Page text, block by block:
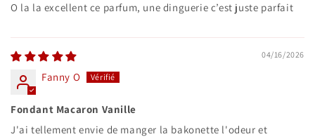
O la la excellent ce parfum, une dinguerie c’est juste parfait
04/16/2026
Fanny O
Fondant Macaron Vanille
J'ai tellement envie de manger la bakonette l'odeur et